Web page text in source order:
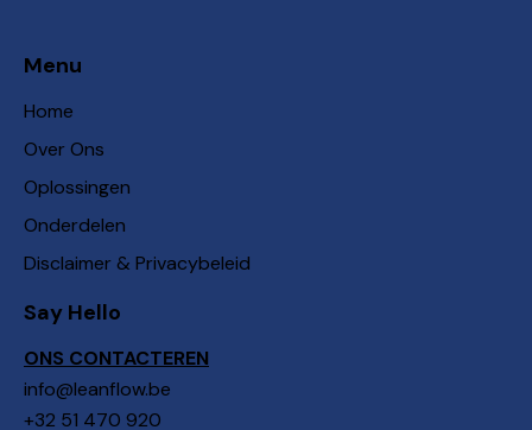
Menu
Home
Over Ons
Oplossingen
Onderdelen
Disclaimer & Privacybeleid
Say Hello
ONS CONTACTEREN
info@leanflow.be
+32 51 470 920